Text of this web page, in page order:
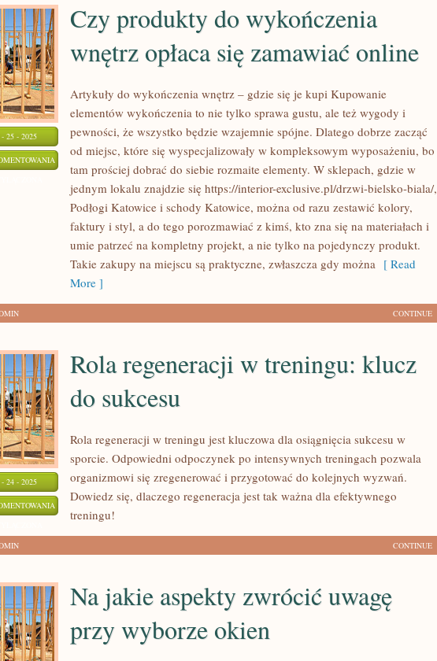
25 - 2025
PRODUKTY
Czy produkty do wykończenia
wnętrz opłaca się zamawiać online
Artykuły do wykończenia wnętrz – gdzie się je kupi Kupowanie
elementów wykończenia to nie tylko sprawa gustu, ale też wygody i
pewności, że wszystko będzie wzajemnie spójne. Dlatego dobrze zacząć
od miejsc, które się wyspecjalizowały w kompleksowym wyposażeniu, bo
tam prościej dobrać do siebie rozmaite elementy. W sklepach, gdzie w
jednym lokalu znajdzie się https://interior-exclusive.pl/drzwi-bielsko-biala/,
Podłogi Katowice i schody Katowice, można od razu zestawić kolory,
faktury i styl, a do tego porozmawiać z kimś, kto zna się na materiałach i
umie patrzeć na kompletny projekt, a nie tylko na pojedynczy produkt.
Takie zakupy na miejscu są praktyczne, zwłaszcza gdy można [ Read
More ]
CONTINUE
24 - 2025
REGENERACJI
KLUCZ
Rola regeneracji w treningu: klucz
do sukcesu
Rola regeneracji w treningu jest kluczowa dla osiągnięcia sukcesu w
sporcie. Odpowiedni odpoczynek po intensywnych treningach pozwala
organizmowi się zregenerować i przygotować do kolejnych wyzwań.
Dowiedz się, dlaczego regeneracja jest tak ważna dla efektywnego
treningu!
CONTINUE
Na jakie aspekty zwrócić uwagę
przy wyborze okien